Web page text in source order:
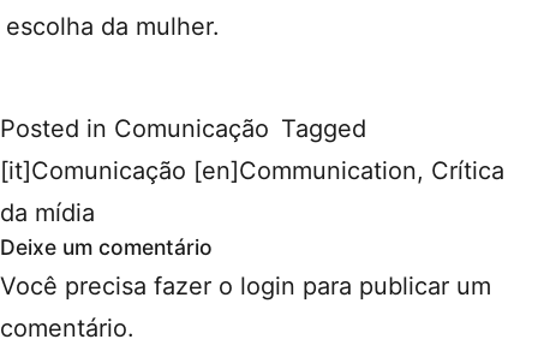
escolha da mulher.
Posted in Comunicação Tagged
[it]Comunicação [en]Communication, Crítica
da mídia
Deixe um comentário
Você precisa fazer o login para publicar um
comentário.